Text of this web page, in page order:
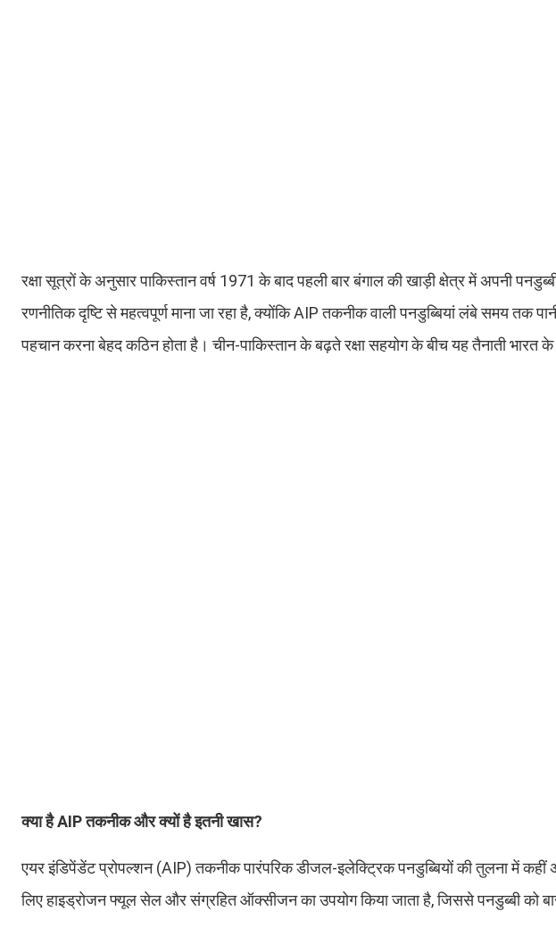
रक्षा सूत्रों के अनुसार पाकिस्तान वर्ष 1971 के बाद पहली बार बंगाल की खाड़ी क्षेत्र में अपनी
रणनीतिक दृष्टि से महत्वपूर्ण माना जा रहा है, क्योंकि AIP तकनीक वाली पनडुब्बियां लंबे समय
पहचान करना बेहद कठिन होता है। चीन-पाकिस्तान के बढ़ते रक्षा सहयोग के बीच यह तैनाती भारत
क्या है AIP तकनीक और क्यों है इतनी खास?
एयर इंडिपेंडेंट प्रोपल्शन (AIP) तकनीक पारंपरिक डीजल-इलेक्ट्रिक पनडुब्बियों की तुलना में
लिए हाइड्रोजन फ्यूल सेल और संग्रहित ऑक्सीजन का उपयोग किया जाता है, जिससे पनडुब्बी को